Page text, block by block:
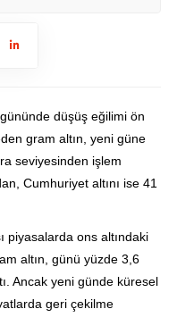
düşüş eğilimi ön
gram altın, yeni güne
seviyesinden işlem
Cumhuriyet altını ise 41
piyasalarda ons altındaki
altın, günü yüzde 3,6
Ancak yeni günde küresel
geri çekilme